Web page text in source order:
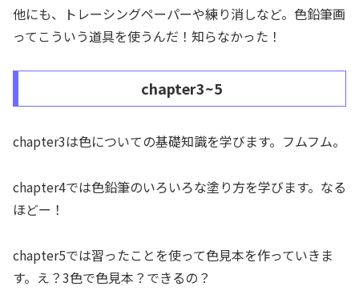
他にも、トレーシングペーパーや練り消しなど。色鉛筆画
ってこういう道具を使うんだ！知らなかった！
chapter3~5
chapter3は色についての基礎知識を学びます。フムフム。
chapter4では色鉛筆のいろいろな塗り方を学びます。なる
ほどー！
chapter5では習ったことを使って色見本を作っていきま
す。え？3色で色見本？できるの？